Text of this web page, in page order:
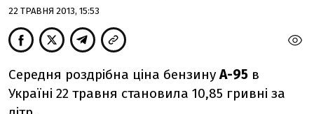
22 ТРАВНЯ 2013, 15:53
Середня роздрібна ціна бензинуА-95 в
Україні 22 травня становила 10,85 гривні за